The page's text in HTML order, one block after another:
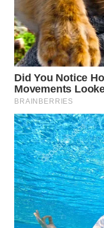
WN
LIKUPANG
WN
LABUANBAJO
WN
BORNEO
Wahana
Media
Group
WAHANA
NEWS